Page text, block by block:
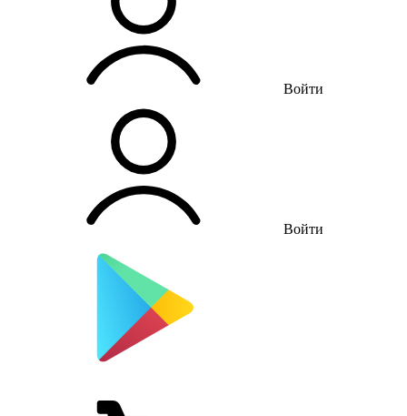
Войти
Войти